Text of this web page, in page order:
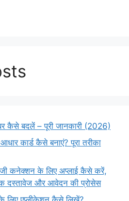
कैसे बदलें – पूरी जानकारी (2026)
कार्ड कैसे बनाएं? पूरा तरीका
कनेक्शन के लिए अप्लाई कैसे करें,
दस्तावेज और आवेदन की प्रोसेस